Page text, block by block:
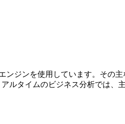
ンジンを使用しています。その
ルタイムのビジネス分析では